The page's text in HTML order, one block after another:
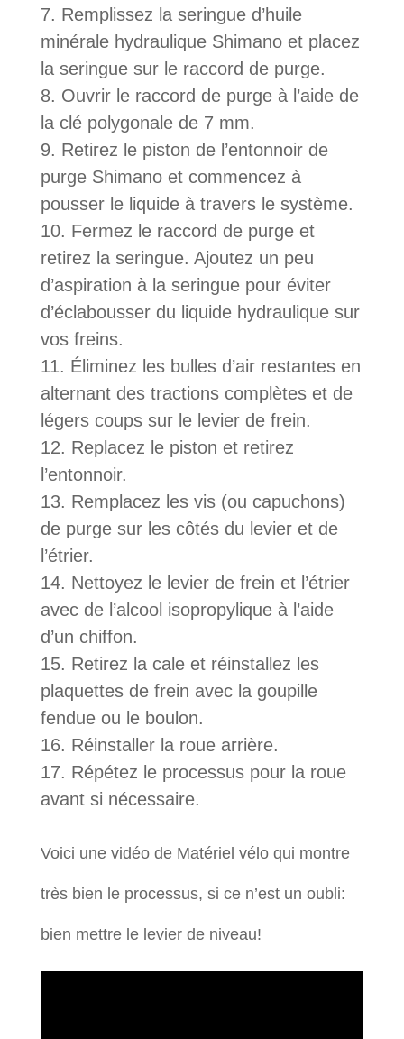
Remplissez la seringue d’huile
minérale hydraulique Shimano et placez
la seringue sur le raccord de purge.
Ouvrir le raccord de purge à l’aide de
la clé polygonale de 7 mm.
Retirez le piston de l’entonnoir de
purge Shimano et commencez à
pousser le liquide à travers le système.
Fermez le raccord de purge et
retirez la seringue. Ajoutez un peu
d’aspiration à la seringue pour éviter
d’éclabousser du liquide hydraulique sur
vos freins.
Éliminez les bulles d’air restantes en
alternant des tractions complètes et de
légers coups sur le levier de frein.
Replacez le piston et retirez
l’entonnoir.
Remplacez les vis (ou capuchons)
de purge sur les côtés du levier et de
l’étrier.
Nettoyez le levier de frein et l’étrier
avec de l’alcool isopropylique à l’aide
d’un chiffon.
Retirez la cale et réinstallez les
plaquettes de frein avec la goupille
fendue ou le boulon.
Réinstaller la roue arrière.
Répétez le processus pour la roue
avant si nécessaire.
Voici une vidéo de Matériel vélo qui montre
très bien le processus, si ce n’est un oubli:
bien mettre le levier de niveau!